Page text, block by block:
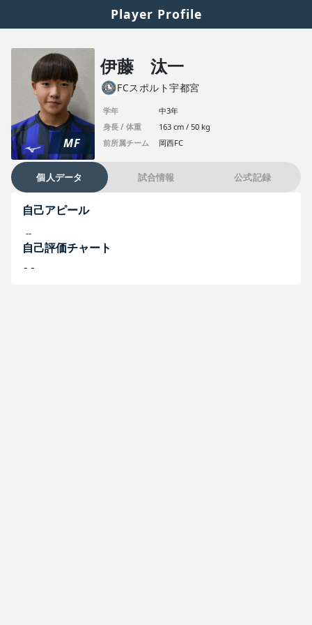
Player Profile
MF
伊藤 汰一
FCスポルト宇都宮
学年
中3年
身長 / 体重
163 cm / 50 kg
前所属チーム
岡西FC
個人データ 試合情報 公式記録
自己アピール
--
自己評価チャート
--